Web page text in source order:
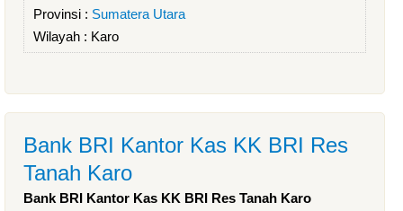
Provinsi : Sumatera Utara
Wilayah : Karo
Bank BRI Kantor Kas KK BRI Res
Tanah Karo
Bank BRI Kantor Kas KK BRI Res Tanah Karo